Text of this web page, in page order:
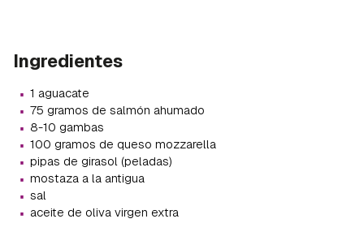
Ingredientes
· 1 aguacate
· 75 gramos de salmón ahumado
· 8-10 gambas
· 100 gramos de queso mozzarella
· pipas de girasol (peladas)
· mostaza a la antigua
· sal
· aceite de oliva virgen extra